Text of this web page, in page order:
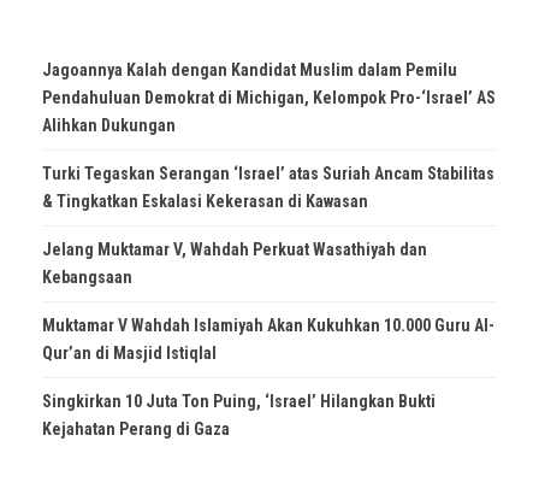
Jagoannya Kalah dengan Kandidat Muslim dalam Pemilu
Pendahuluan Demokrat di Michigan, Kelompok Pro-‘Israel’ AS
Alihkan Dukungan
Turki Tegaskan Serangan ‘Israel’ atas Suriah Ancam Stabilitas
& Tingkatkan Eskalasi Kekerasan di Kawasan
Jelang Muktamar V, Wahdah Perkuat Wasathiyah dan
Kebangsaan
Muktamar V Wahdah Islamiyah Akan Kukuhkan 10.000 Guru Al-
Qur’an di Masjid Istiqlal
Singkirkan 10 Juta Ton Puing, ‘Israel’ Hilangkan Bukti
Kejahatan Perang di Gaza